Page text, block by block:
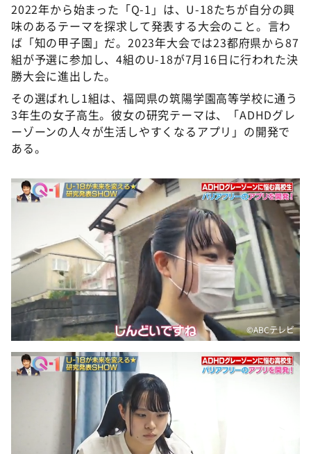
2022年から始まった「Q-1」は、U-18たちが自分の興
味のあるテーマを探求して発表する大会のこと。言わ
ば「知の甲子園」だ。2023年大会では23都府県から87
組が予選に参加し、4組のU-18が7月16日に行われた決
勝大会に進出した。
その選ばれし1組は、福岡県の筑陽学園高等学校に通う
3年生の女子高生。彼女の研究テーマは、「ADHDグレ
ーゾーンの人々が生活しやすくなるアプリ」の開発で
ある。
©️ABCテレビ